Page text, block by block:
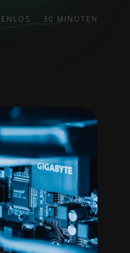
· 30 MINUTEN